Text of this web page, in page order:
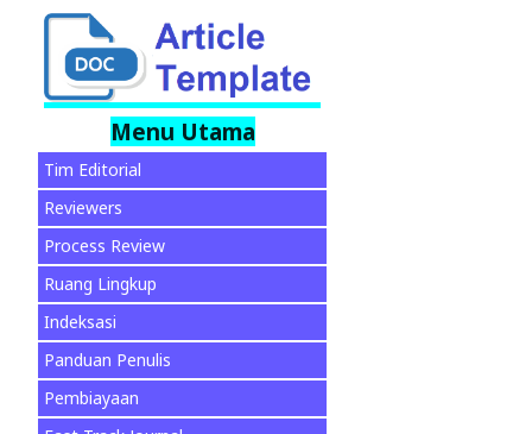
Menu Utama
Tim Editorial
Reviewers
Process Review
Ruang Lingkup
Indeksasi
Panduan Penulis
Pembiayaan